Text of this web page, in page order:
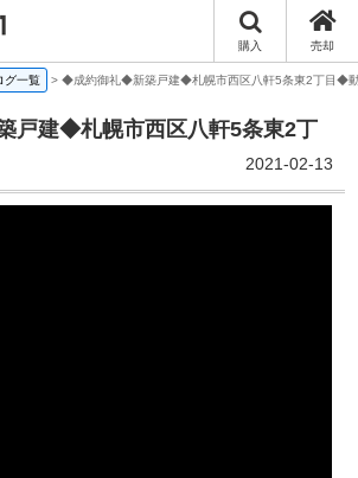
購入 売却
グ一覧 > ◆成約御礼◆新築戸建◆札幌市西区八軒5条東2丁目◆
建◆札幌市西区八軒5条東2丁
2021-02-13